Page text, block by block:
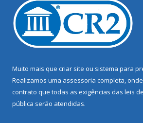
Muito mais que criar site ou sistema para
Realizamos uma assessoria completa,
contrato que todas as exigências das leis
pública serão atendidas.